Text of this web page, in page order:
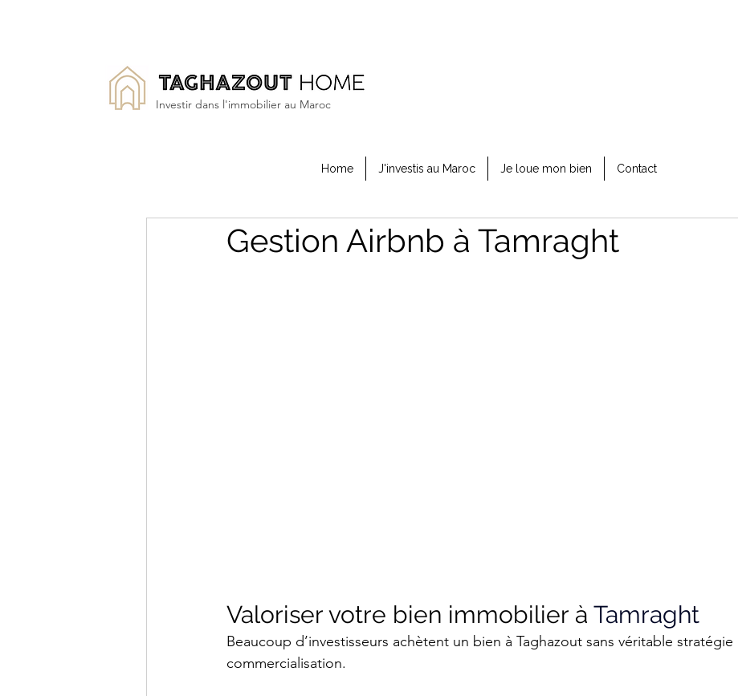
Investir dans l'immobilier au Maroc
Home J'investis au Maroc Je loue mon bien Contact
Gestion Airbnb à Tamraght
Valoriser votre bien immobilier à Tamraght
Beaucoup d’investisseurs achètent un bien à Taghazout sans véritable stratégie
commercialisation.